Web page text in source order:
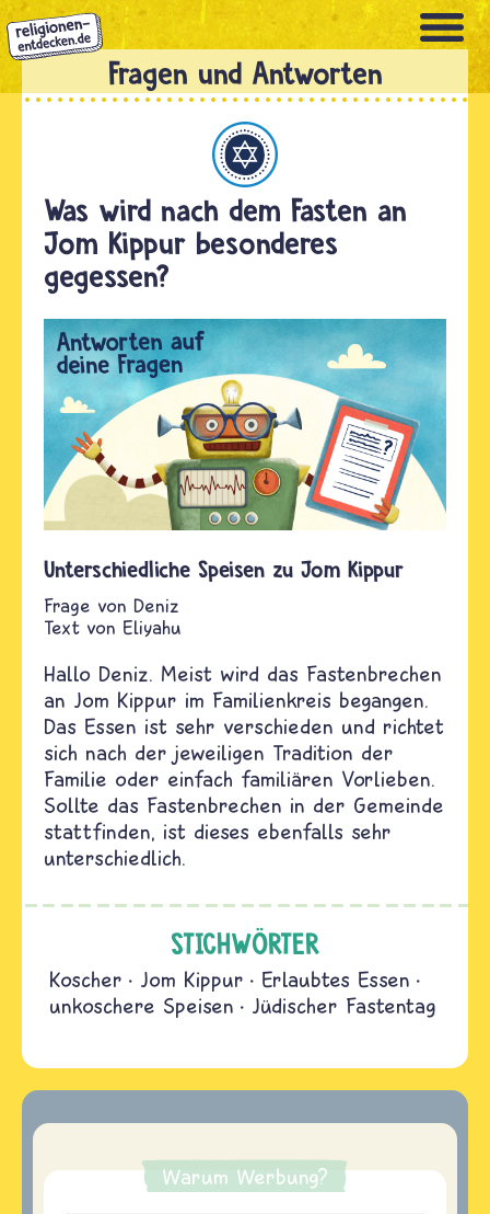
Direkt
zum
Inhalt
Was wird nach dem Fasten an
Jom Kippur besonderes
gegessen?
Unterschiedliche Speisen zu Jom Kippur
Deniz
Text von Eliyahu
Hallo Deniz. Meist wird das Fastenbrechen
an Jom Kippur im Familienkreis begangen.
Das Essen ist sehr verschieden und richtet
sich nach der jeweiligen Tradition der
Familie oder einfach familiären Vorlieben.
Sollte das Fastenbrechen in der Gemeinde
stattfinden, ist dieses ebenfalls sehr
unterschiedlich.
STICHWÖRTER
Koscher Jom Kippur
Erlaubtes Essen
unkoschere Speisen
Jüdischer Fastentag
Warum Werbung?